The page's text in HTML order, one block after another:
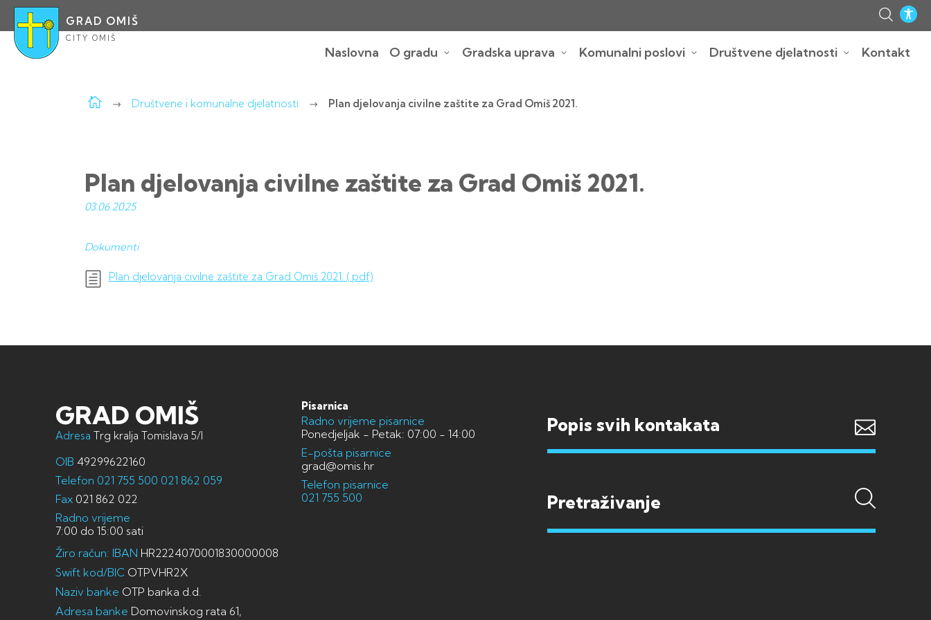
GRAD OMIŠ
CITY OMIŠ
Naslovna O gradu Gradska uprava Komunalni poslovi Društvene djelatnosti Kontakt
Društvene i komunalne djelatnosti Plan djelovanja civilne zaštite za Grad Omiš 2021.
Plan djelovanja civilne zaštite za Grad Omiš 2021.
03.06.2025
Dokumenti
Plan djelovanja civilne zaštite za Grad Omiš 2021. (.pdf)
GRAD OMIŠ
Adresa Trg kralja Tomislava 5/I
OIB 49299622160
Telefon 021 755 500 021 862 059
Fax 021 862 022
Radno vrijeme
7:00 do 15:00 sati
Žiro račun: IBAN HR2224070001830000008
Swift kod/BIC OTPVHR2X
Naziv banke OTP banka d.d.
Adresa banke Domovinskog rata 61,
Pisarnica
Radno vrijeme pisarnice
Ponedjeljak - Petak: 07:00 - 14:00
E-pošta pisarnice
grad@omis.hr
Telefon pisarnice
021 755 500
Popis svih kontakata